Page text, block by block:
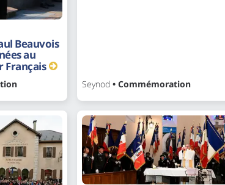
Beauvois
au
Français
Seynod • Commémoration